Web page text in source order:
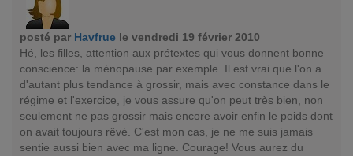
posté par Havfrue le vendredi 19 février 2010
Hé, les filles, attention aux prétextes qui vous donnent bonne
conscience: la ménopause par exemple. Il est vrai que l'on a
d'autant plus tendance à grossir, mais avec constance dans le
régime et l'exercice, je vous assure qu'on peut très bien, non
seulement ne pas grossir mais encore avoir enfin le poids dont
on avait toujours rêvé. C'est mon cas, je ne me suis jamais
sentie aussi bien avec ma ligne. Courage! Vous aurez du